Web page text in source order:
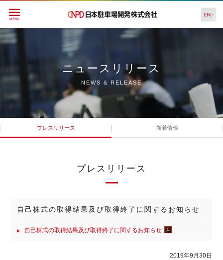
ニュースリリース
NEWS & RELEASE
プレスリリース 新着情報
プレスリリース
自己株式の取得結果及び取得終了に関するお知らせ
自己株式の取得結果及び取得終了に関するお知らせ
2019年9月30日